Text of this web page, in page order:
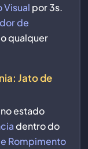
Visual por 3s.
de
qualquer
Jato de
estado
dentro do
Rompimento